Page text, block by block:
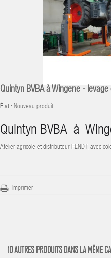
Quintyn BVBA à Wingene - levage
État : Nouveau produit
Quintyn BVBA à
Atelier agricole et distributeur FENDT, avec
Imprimer
10 AUTRES PRODUITS DANS LA MÊME